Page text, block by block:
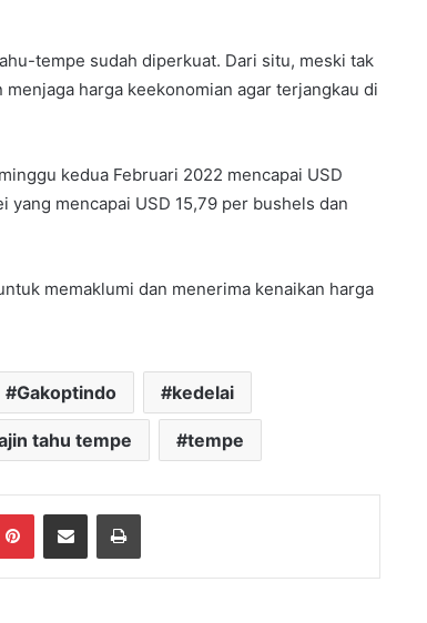
tempe sudah diperkuat. Dari situ, meski tak
harga keekonomian agar terjangkau di
kedua Februari 2022 mencapai USD
mencapai USD 15,79 per bushels dan
memaklumi dan menerima kenaikan harga
Gakoptindo kedelai
tahu tempe tempe
PinterestShare via Email Print